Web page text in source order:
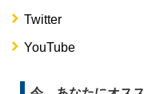
Twitter
YouTube